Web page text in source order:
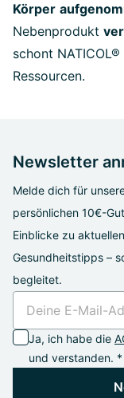
Körper
Nebenprodukt
schont
Ressourcen.
Newsletter
Melde dich für
persönlichen 10€-
Einblicke zu
Gesundheitstipps –
begleitet.
Ja, ich habe die
und verstanden. *